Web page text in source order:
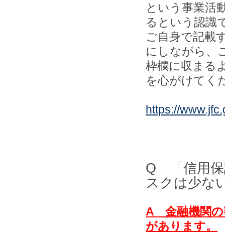
という事業活
るという認識
ご自身で記載
にしながら、
枠欄に収まる
を心がけてく
https://
Q 「信用保
スクは少な
A 金融機関の
があります。